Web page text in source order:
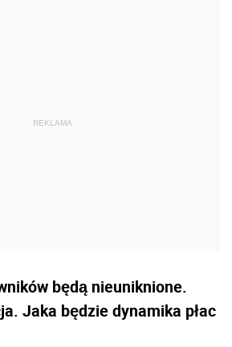
będą nieuniknione.
Jaka będzie dynamika płac